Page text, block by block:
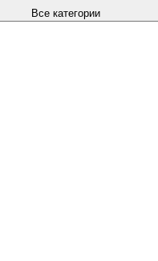
Все категории